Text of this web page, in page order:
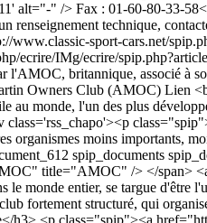
renseignement technique,
www.classic-sport-cars.net/
ecrire/IMg/ecrire/
l'AMOC, britannique, associé à
Owners Club (AMOC) Lien
au monde, l'un des plus
class='rss_chapo'><p
organismes moins importants,
spip_documents
title="AMOC" /> </span>
le monde entier, se targue
fortement structuré, qui
h3> <p class="spip"><a